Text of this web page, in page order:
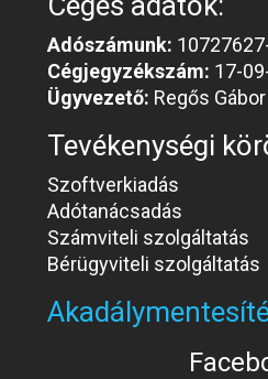
Adószámunk:
Cégjegyzékszám: 17-
Ügyvezető: Regős Gábor
Tevékenységi
Szoftverkiadás
Adótanácsadás
Számviteli szolgáltatás
Bérügyviteli szolgáltatás